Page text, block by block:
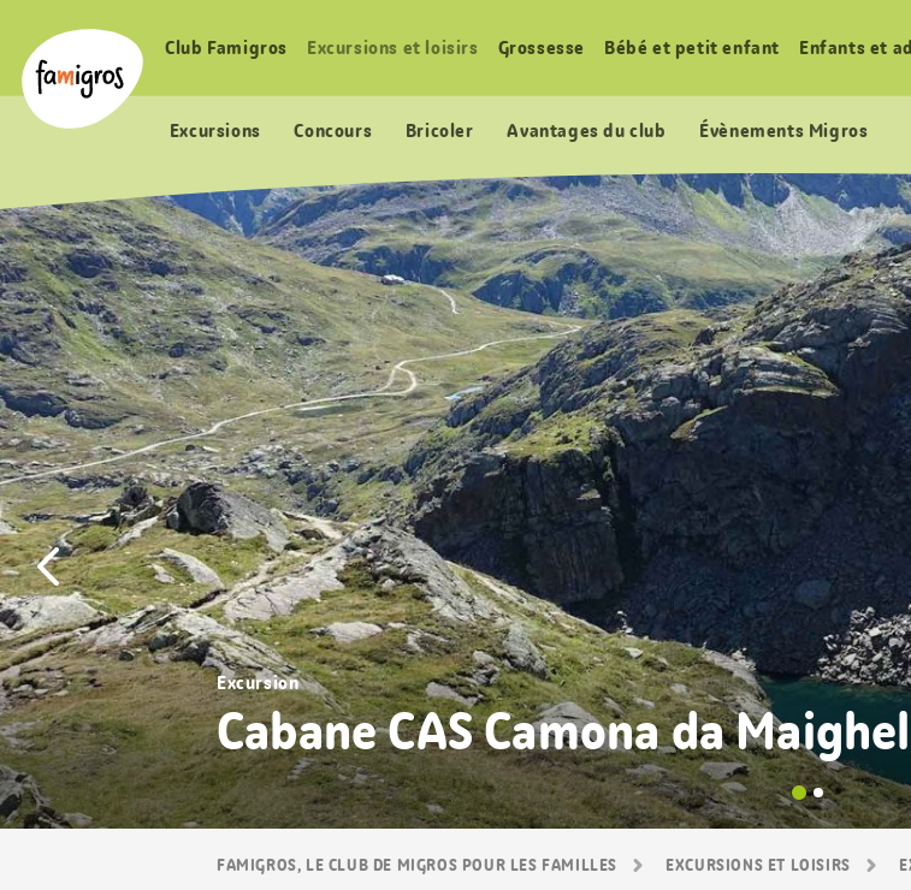
navigation
Logo
Navigation
Club Famigros Excursions et loisirs Grossesse Bébé et petit enfant Enfants et
Excursions Concours Bricoler Avantages du club Évènements Migros
FAMIGROS, LE CLUB DE MIGROS POUR LES FAMILLES EXCURSIONS ET LOISIRS
Excursion
Cabane CAS Camona da